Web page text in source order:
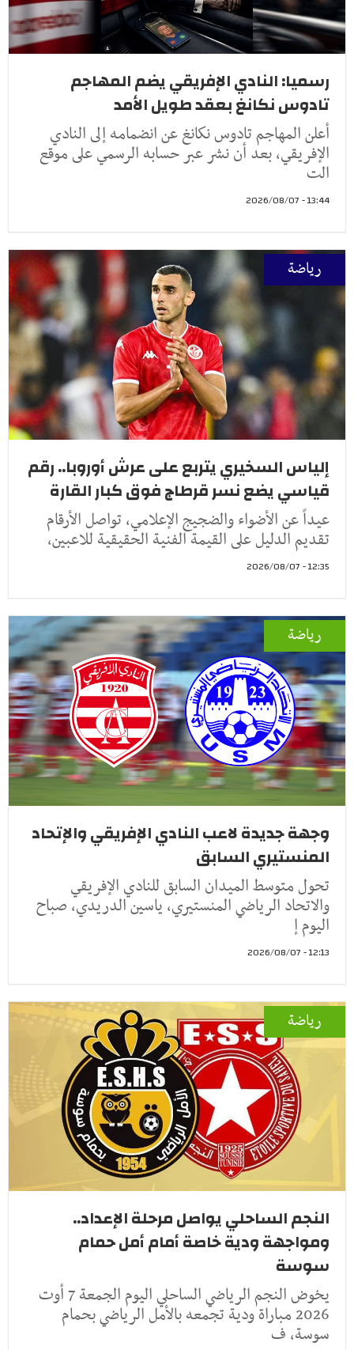
رسميا: النادي الإفريقي يضم المهاجم
تادوس نكانغ بعقد طويل الأمد
أعلن المهاجم تادوس نكانغ عن انضمامه إلى النادي
الإفريقي، بعد أن نشر عبر حسابه الرسمي على موقع
الت
13:44 - 2026/08/07
رياضة
إلياس السخيري يتربع على عرش أوروبا.. رقم
قياسي يضع نسر قرطاج فوق كبار القارة
عيداً عن الأضواء والضجيج الإعلامي، تواصل الأرقام
تقديم الدليل على القيمة الفنية الحقيقية للاعبين،
12:35 - 2026/08/07
رياضة
وجهة جديدة لاعب النادي الإفريقي والإتحاد
المنستيري السابق
تحول متوسط الميدان السابق للنادي الإفريقي
والاتحاد الرياضي المنستيري، ياسين الدريدي، صباح
اليوم إ
12:13 - 2026/08/07
رياضة
النجم الساحلي يواصل مرحلة الإعداد..
ومواجهة ودية خاصة أمام أمل حمام
سوسة
يخوض النجم الرياضي الساحلي اليوم الجمعة 7 أوت
2026 مباراة ودية تجمعه بالأمل الرياضي بحمام
سوسة، ف